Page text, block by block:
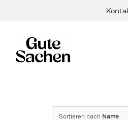
Sortieren nach Name